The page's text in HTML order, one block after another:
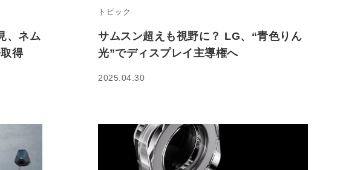
、ネム
得
トピック
サムスン超えも視野に？ LG、“青色りん
光”でディスプレイ主導権へ
2025.04.30